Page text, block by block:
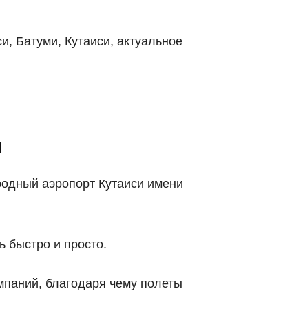
Батуми, Кутаиси, актуальное
аэропорт Кутаиси имени
быстро и просто.
благодаря чему полеты